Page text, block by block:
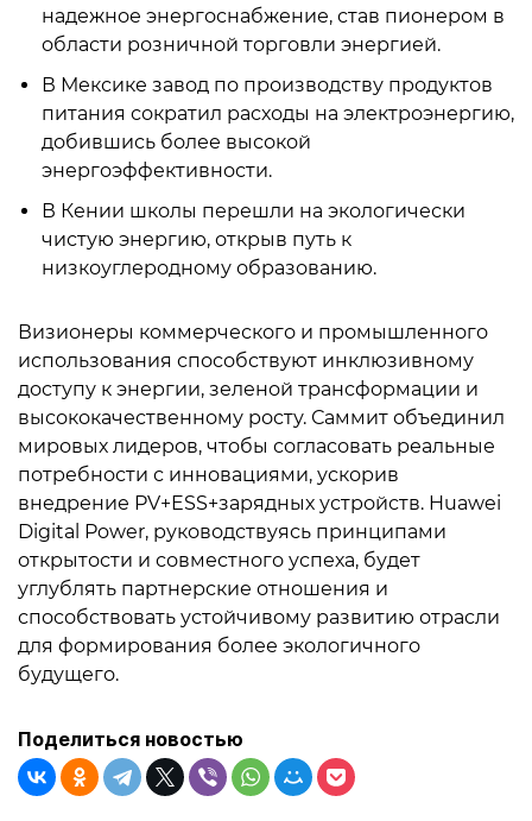
надежное энергоснабжение, став пионером в
области розничной торговли энергией.
В Мексике завод по производству продуктов
питания сократил расходы на электроэнергию,
добившись более высокой
энергоэффективности.
В Кении школы перешли на экологически
чистую энергию, открыв путь к
низкоуглеродному образованию.
Визионеры коммерческого и промышленного
использования способствуют инклюзивному
доступу к энергии, зеленой трансформации и
высококачественному росту. Саммит объединил
мировых лидеров, чтобы согласовать реальные
потребности с инновациями, ускорив
внедрение PV+ESS+зарядных устройств. Huawei
Digital Power, руководствуясь принципами
открытости и совместного успеха, будет
углублять партнерские отношения и
способствовать устойчивому развитию отрасли
для формирования более экологичного
будущего.
Поделиться новостью